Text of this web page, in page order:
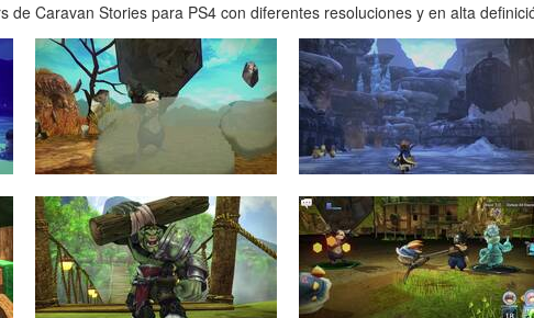
de Caravan Stories para PS4 con diferentes resoluciones y en alta